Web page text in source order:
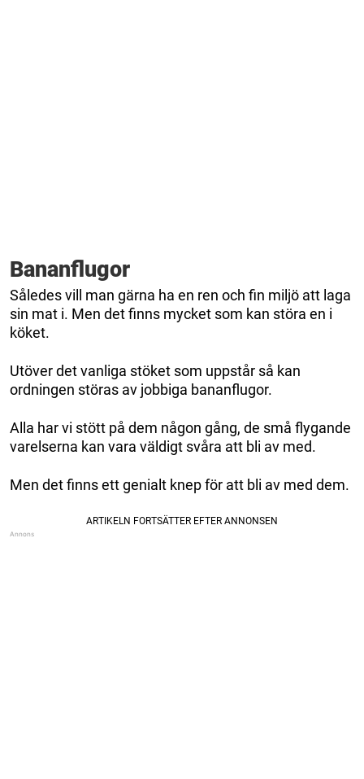
Bananflugor
Således vill man gärna ha en ren och fin miljö att laga
sin mat i. Men det finns mycket som kan störa en i
köket.
Utöver det vanliga stöket som uppstår så kan
ordningen störas av jobbiga bananflugor.
Alla har vi stött på dem någon gång, de små flygande
varelserna kan vara väldigt svåra att bli av med.
Men det finns ett genialt knep för att bli av med dem.